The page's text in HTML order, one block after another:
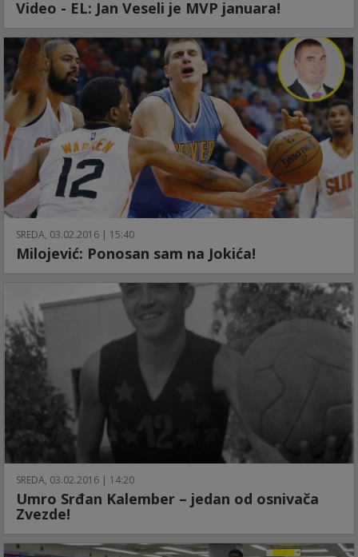
Video - EL: Jan Veseli je MVP januara!
SREDA, 03.02.2016 | 15:40
Milojević: Ponosan sam na Jokića!
SREDA, 03.02.2016 | 14:20
Umro Srđan Kalember – jedan od osnivača
Zvezde!